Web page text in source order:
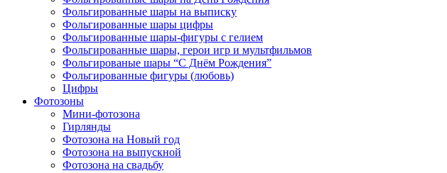
Фольгированные шары на выписку
Фольгированные шары цифры
Фольгированные шары-фигуры с гелием
Фольгированные шары, герои игр и мультфильмов
Фольгированые шары “С Днём Рождения”
Фольгированные фигуры (любовь)
Цифры
Фотозоны
Мини-фотозона
Гирлянды
Фотозона на Новый год
Фотозона на выпускной
Фотозона на свадьбу